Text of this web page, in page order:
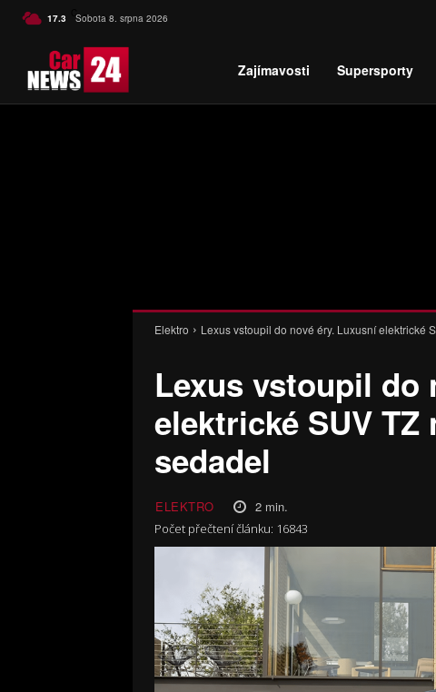
17.3 C Czech
Sobota 8. srpna 2026
Zajímavosti Supersporty
Elektro Lexus vstoupil do nové éry. Luxusní elektrické
Lexus vstoupil do
elektrické SUV
sedadel
ELEKTRO 2min.
Počet přečtení článku: 16843